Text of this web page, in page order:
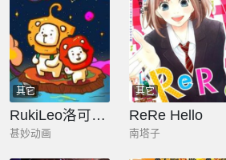
其它
RukiLeo洛可的日常
甚妙动画
其它
ReRe Hello
南塔子